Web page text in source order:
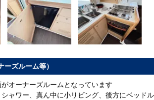
ーズルーム等）
オーナーズルームとなっています
ャワー、真ん中に小リビング、後方にベッドル